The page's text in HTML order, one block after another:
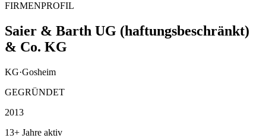
FIRMENPROFIL
Saier & Barth UG (haftungsbeschränkt)
& Co. KG
KG·Gosheim
GEGRÜNDET
2013
13+ Jahre aktiv